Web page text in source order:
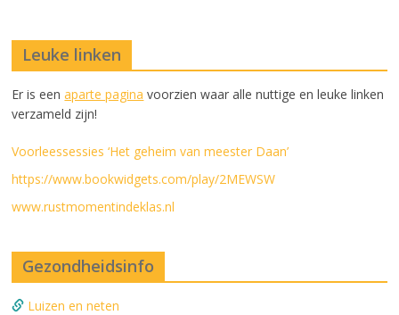
Leuke linken
Er is eenaparte pagina voorzien waar alle nuttige en leuke linken
verzameld zijn!
Voorleessessies ‘Het geheim van meester Daan’
https://www.bookwidgets.com/play/2MEWSW
www.rustmomentindeklas.nl
Gezondheidsinfo
Luizen en neten